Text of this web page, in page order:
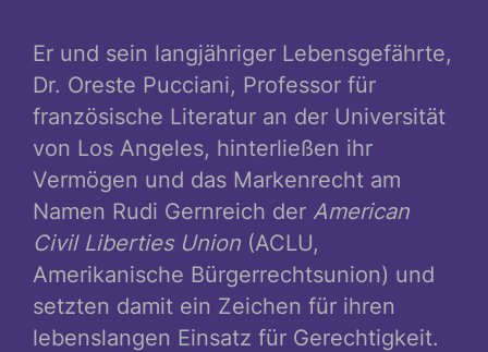
Er und sein langjähriger Lebensgefährte,
Dr. Oreste Pucciani, Professor für
französische Literatur an der Universität
von Los Angeles, hinterließen ihr
Vermögen und das Markenrecht am
Namen Rudi Gernreich der American
Civil Liberties Union (ACLU,
Amerikanische Bürgerrechtsunion) und
setzten damit ein Zeichen für ihren
lebenslangen Einsatz für Gerechtigkeit.